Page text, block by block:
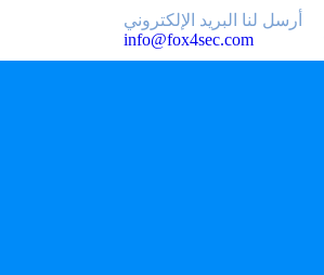
أرسل لنا البريد الإلكتروني
info@fox4sec.com